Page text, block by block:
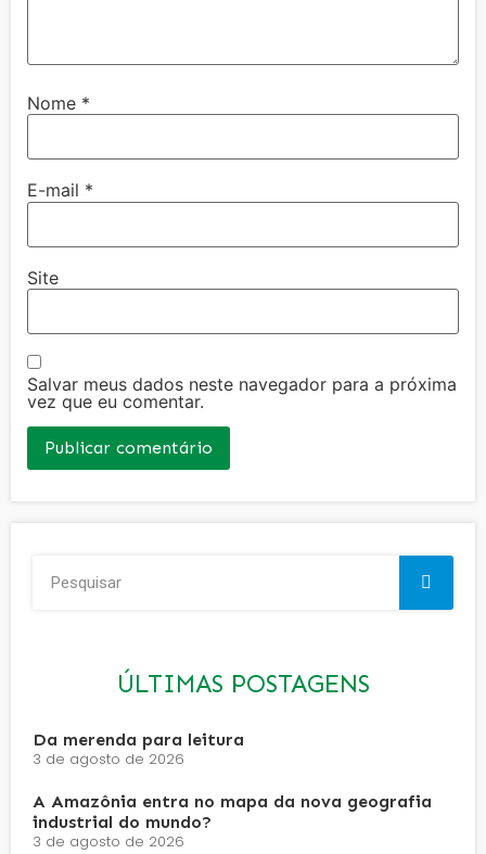
Nome *
E-mail *
Site
Salvar meus dados neste navegador para a próxima
vez que eu comentar.
ÚLTIMAS POSTAGENS
Da merenda para leitura
3 de agosto de 2026
A Amazônia entra no mapa da nova geografia
industrial do mundo?
3 de agosto de 2026